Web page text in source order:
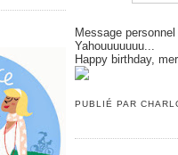
Message
Yahouuuuuuu...
Happy birthday,
PUBLIÉ PAR